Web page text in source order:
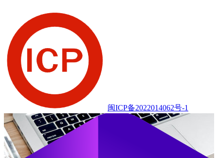
闽ICP备2022014062号-1